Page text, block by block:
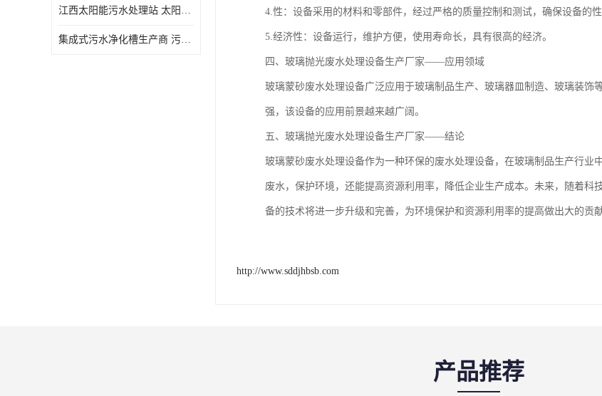
江西太阳能污水处理站 太阳能污水处理设备造型美观
集成式污水净化槽生产商 污水净化槽装置 一站式服务
4.性：设备采用的材料和零部件，经过严格的质量控制和测试，确保设备的性
5.经济性：设备运行，维护方便，使用寿命长，具有很高的经济。
四、玻璃抛光废水处理设备生产厂家——应用领域
玻璃蒙砂废水处理设备广泛应用于玻璃制品生产、玻璃器皿制造、玻璃装饰
强，该设备的应用前景越来越广阔。
五、玻璃抛光废水处理设备生产厂家——结论
玻璃蒙砂废水处理设备作为一种环保的废水处理设备，在玻璃制品生产行
废水，保护环境，还能提高资源利用率，降低企业生产成本。未来，随着
备的技术将进一步升级和完善，为环境保护和资源利用率的提高做出大的贡献
http://www.sddjhbsb.com
产品推荐